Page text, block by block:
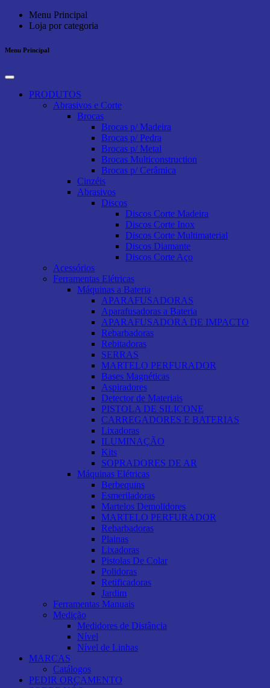
Menu Principal
Loja por categoria
Menu Principal
PRODUTOS
Abrasivos e Corte
Brocas
Brocas p/ Madeira
Brocas p/ Pedra
Brocas p/ Metal
Brocas Multiconstruction
Brocas p/ Cerâmica
Cinzéis
Abrasivos
Discos
Discos Corte Madeira
Discos Corte Inox
Discos Corte Multimaterial
Discos Diamante
Discos Corte Aço
Acessórios
Ferramentas Elétricas
Máquinas a Bateria
APARAFUSADORAS
Aparafusadoras a Bateria
APARAFUSADORA DE IMPACTO
Rebarbadoras
Rebitadoras
SERRAS
MARTELO PERFURADOR
Bases Magnéticas
Aspiradores
Detector de Materiais
PISTOLA DE SILICONE
CARREGADORES E BATERIAS
Lixadoras
ILUMINAÇÃO
Kits
SOPRADORES DE AR
Máquinas Elétricas
Berbequins
Esmeriladoras
Martelos Demolidores
MARTELO PERFURADOR
Rebarbadoras
Plainas
Lixadoras
Pistolas De Colar
Polidoras
Retificadoras
Jardim
Ferramentas Manuais
Medição
Medidores de Distância
Nível
Nível de Linhas
MARCAS
Catálogos
PEDIR ORÇAMENTO